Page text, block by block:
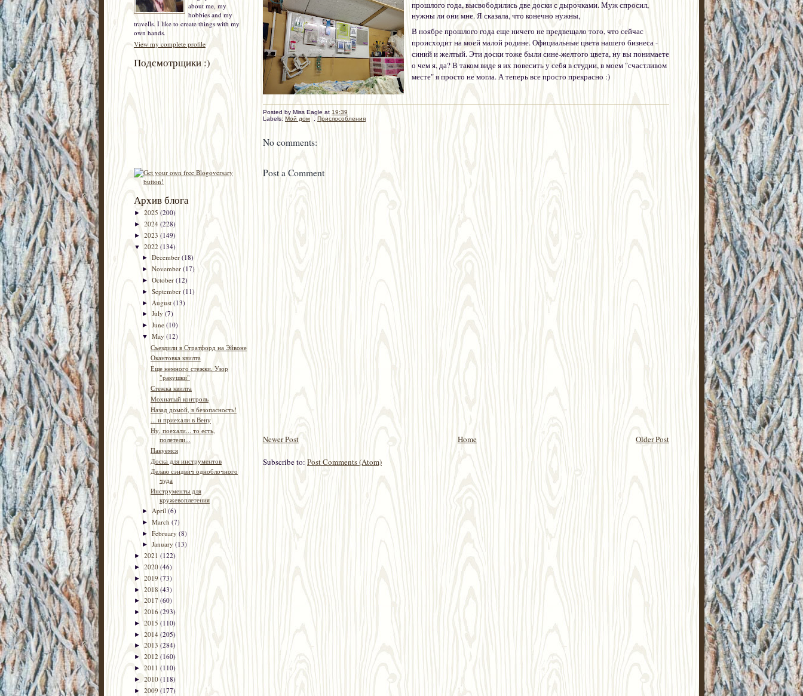
about me, my
hobbies and my
travells. I like to create things with my
own hands.
View my complete profile
Подсмотрщики :)
Архив блога
► 2025 (200)
► 2024 (228)
► 2023 (149)
▼ 2022 (134)
►December(18)
►November(17)
►October(12)
►September(11)
► August(13)
►July(7)
►June(10)
▼May(12)
Съездили в Стратфорд на Эйвоне
Окантовка квилта
Еще немного стежки. Узор
"ракушки"
Стежка квилта
Мохнатый контроль
Назад домой, в безопасность!
... и приехали в Вену
Ну, поехали... то есть,
полетели...
Пакуемся
Доска для инструментов
Делаю сэндвич одноблочного
чуда
Инструменты для
кружевоплетения
► April(6)
►March(7)
►February(8)
►January(13)
► 2021 (122)
► 2020 (46)
► 2019 (73)
► 2018 (43)
► 2017 (60)
► 2016 (293)
► 2015 (110)
► 2014 (205)
► 2013 (284)
► 2012 (160)
► 2011 (110)
► 2010 (118)
► 2009 (177)
прошлого года, высвободились две доски с дырочками. Муж спросил,
нужны ли они мне. Я сказала, что конечно нужны,
В ноябре прошлого года еще ничего не предвещало того, что сейчас
происходит на моей малой родине. Официальные цвета нашего бизнеса -
синий и желтый. Эти доски тоже были сине-желтого цвета, ну вы понимаете
о чем я, да? В таком виде я их повесить у себя в студии, в моем "счастливом
месте" я просто не могла. А теперь все просто прекрасно :)
Posted by Miss Eagle at 19:39
Labels: Мой дом , Приспособления
No comments:
Post a Comment
Newer Post Older Post
Home
Subscribe to: Post Comments (Atom)